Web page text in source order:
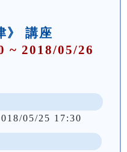
》 講座
~ 2018/05/26
05/25 17:30